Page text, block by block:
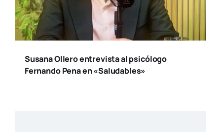
Susana Ollero entrevista al psicólogo
Fernando Pena en «Saludables»